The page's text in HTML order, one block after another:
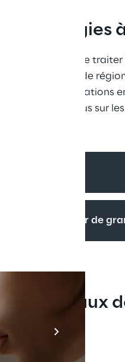
est de
de zones, ou de
capturer les relations
nous sur
supervisée sur de
Principaux